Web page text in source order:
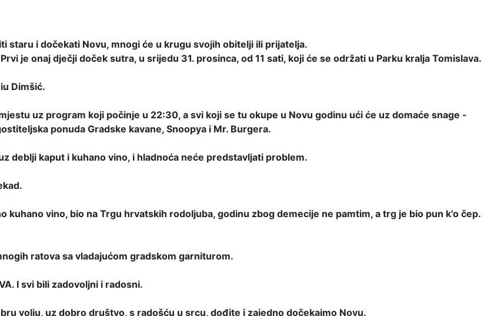
staru i dočekati Novu, mnogi će u krugu svojih obitelji ili prijatelja.
je onaj dječji doček sutra, u srijedu 31. prosinca, od 11 sati, koji će se održati u Parku kralja Tomislava.
Dimšić.
uz program koji počinje u 22:30, a svi koji se tu okupe u Novu godinu ući će uz domaće snage -
ponuda Gradske kavane, Snoopya i Mr. Burgera.
deblji kaput i kuhano vino, i hladnoća neće predstavljati problem.
kuhano vino, bio na Trgu hrvatskih rodoljuba, godinu zbog demecije ne pamtim, a trg je bio pun k'o čep.
ratova sa vladajućom gradskom garniturom.
I svi bili zadovoljni i radosni.
volju, uz dobro društvo, s radošću u srcu, dođite i zajedno dočekajmo Novu.